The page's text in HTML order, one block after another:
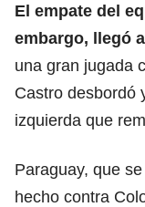
El empate del
embargo, llegó
una gran jugada
Castro desbordó
izquierda que
Paraguay, que
hecho contra